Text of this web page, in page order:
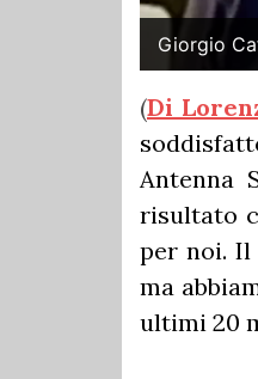
Giorgio
(Di
Antenna
risultato
per noi. Il
ma
ultimi 20